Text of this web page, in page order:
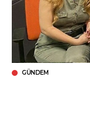
GÜNDEM